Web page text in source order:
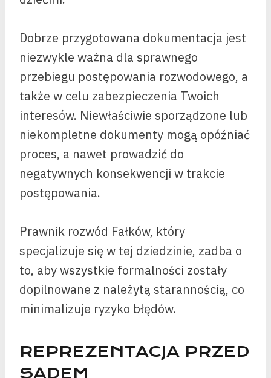
Dobrze przygotowana dokumentacja jest
niezwykle ważna dla sprawnego
przebiegu postępowania rozwodowego, a
także w celu zabezpieczenia Twoich
interesów. Niewłaściwie sporządzone lub
niekompletne dokumenty mogą opóźniać
proces, a nawet prowadzić do
negatywnych konsekwencji w trakcie
postępowania.
Prawnik rozwód Fałków, który
specjalizuje się w tej dziedzinie, zadba o
to, aby wszystkie formalności zostały
dopilnowane z należytą starannością, co
minimalizuje ryzyko błędów.
REPREZENTACJA PRZED
SĄDEM